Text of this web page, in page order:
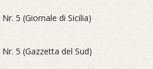
5 (Giornale di Sicilia)
5 (Gazzetta del Sud)